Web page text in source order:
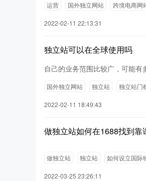
运营 国外独立网站 跨境电商网
2022-02-11 22:13:31
独立站可以在全球使用吗
自己的业务范围比较广，可能
国外独立网站 独立站 独立站门
2022-02-11 18:49:43
做独立站如何在1688找到靠
做独立站 独立站 如何设立国际
2022-03-25 23:26:11